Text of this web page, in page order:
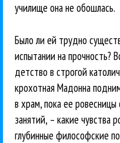
училище она не обошлась.
Было ли ей трудно
испытании на прочность?
детство в строгой
крохотная Мадонна
в храм, пока ее
занятий, – какие чувства
глубинные философские